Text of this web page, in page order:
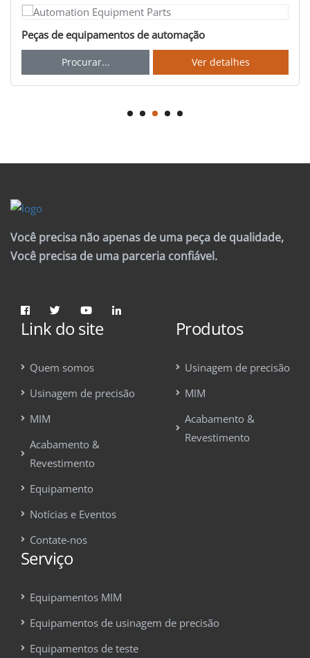
Peças de equipamentos de automação
Procurar... Ver detalhes
Você precisa não apenas de uma peça de qualidade,
Você precisa de uma parceria confiável.
Link do site
Quem somos
Usinagem de precisão
MIM
Acabamento &
Revestimento
Equipamento
Notícias e Eventos
Contate-nos
Produtos
Usinagem de precisão
MIM
Acabamento &
Revestimento
Serviço
Equipamentos MIM
Equipamentos de usinagem de precisão
Equipamentos de teste